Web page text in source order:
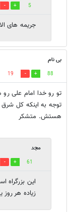
5
جریمه های
بی نام
88
19
توجه به اینکه کل شرق
هستش. متشکر
مجد
61
زیاده هر